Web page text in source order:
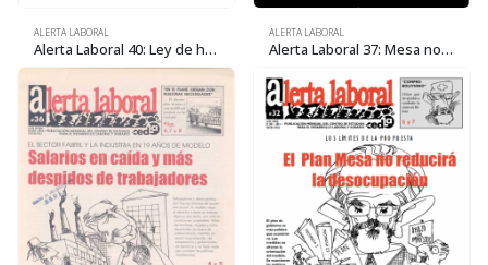
ALERTA LABORAL
Alerta Laboral 40: Ley de hidrocarburos favorece a los mismos de siempre
ALERTA LABORAL
Alerta Laboral 37: Mesa no cambia la política de Goni